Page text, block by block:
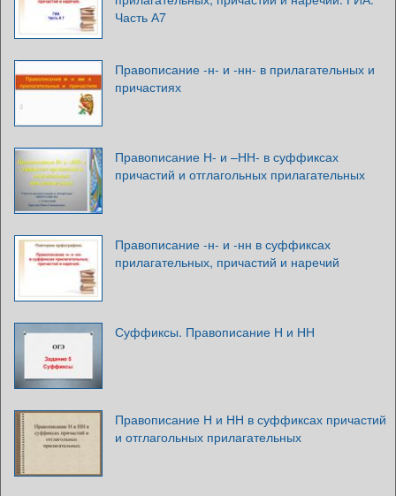
Часть А7
Правописание -н- и -нн- в прилагательных и
причастиях
Правописание Н- и –НН- в суффиксах
причастий и отглагольных прилагательных
Правописание -н- и -нн в суффиксах
прилагательных, причастий и наречий
Суффиксы. Правописание Н и НН
Правописание Н и НН в суффиксах причастий
и отглагольных прилагательных